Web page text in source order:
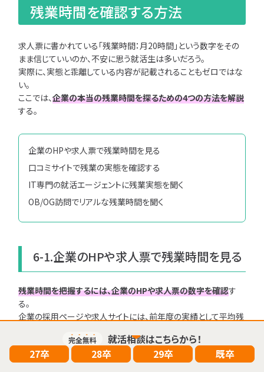
検索結果：0件
検索
完全無料 就活相談はこちらから！
27卒 28卒 29卒 既卒
残業時間を確認する方法
求人票に書かれている「残業時間：月20時間」という数字をその
まま信じていいのか、不安に思う就活生は多いだろう。
実際に、実態と乖離している内容が記載されることもゼロではな
い。
ここでは、企業の本当の残業時間を探るための4つの方法を解説
する。
企業のHPや求人票で残業時間を見る
口コミサイトで残業の実態を確認する
IT専門の就活エージェントに残業実態を聞く
OB/OG訪問でリアルな残業時間を聞く
6-1.企業のHPや求人票で残業時間を見る
残業時間を把握するには、企業のHPや求人票の数字を確認す
る。
企業の採用ページや求人サイトには、前年度の実績として平均残